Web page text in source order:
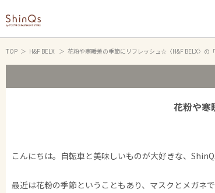
TOP H&F BELX 花粉や寒暖差の季節にリフレッシュ☆〈H&F BELX〉の
花粉や寒
こんにちは。自転車と美味しいものが大好きな、
最近は花粉の季節ということもあり、マスクとメガネ